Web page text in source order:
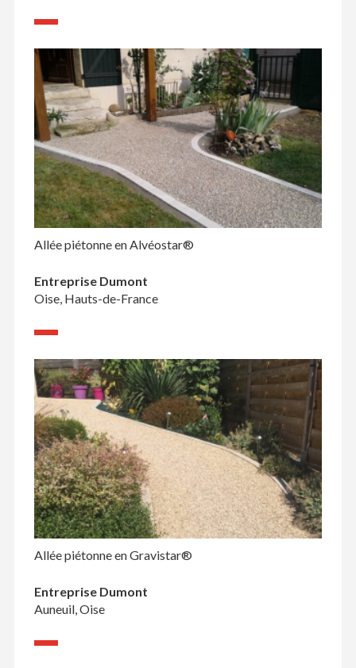
Allée piétonne en Alvéostar®
Entreprise Dumont
Oise, Hauts-de-France
Allée piétonne en Gravistar®
Entreprise Dumont
Auneuil, Oise